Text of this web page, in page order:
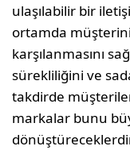
ulaşılabilir bir
ortamda
karşılanmasını
sürekliliğini ve
takdirde
markalar bunu